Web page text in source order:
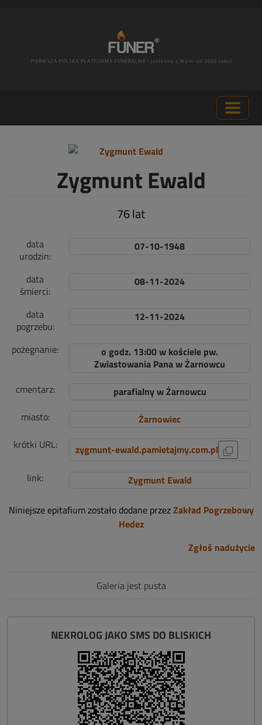
Zygmunt Ewald
76 lat
data
urodzin:
07-10-1948
data
śmierci:
08-11-2024
data
pogrzebu:
12-11-2024
pożegnanie:
o godz. 13:00 w kościele pw.
Zwiastowania Pana w Żarnowcu
cmentarz:
parafialny w Żarnowcu
miasto:
Żarnowiec
krótki URL:
zygmunt-ewald.pamietajmy.com.pl
link:
Zygmunt Ewald
Niniejsze epitafium zostało dodane przezZakład Pogrzebowy
Hedez
Zgłoś nadużycie
Galeria jest pusta
NEKROLOG JAKO SMS DO BLISKICH